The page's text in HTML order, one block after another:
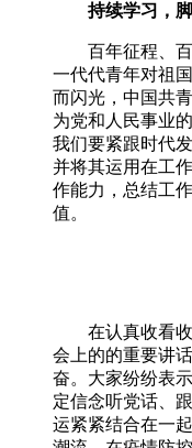
持续学习，
百年征程、
一代代青年对祖
而闪光，中国共
为党和人民事业
我们要紧跟时代
并将其运用在工
作能力，总结工
值。
在认真收看
会上的的重要讲
奋。大家纷纷表
定信念听党话、
运紧紧结合在一